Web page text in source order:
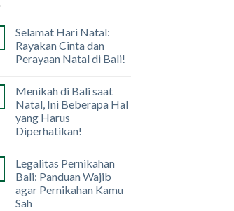
Selamat Hari Natal:
Rayakan Cinta dan
Perayaan Natal di Bali!
Menikah di Bali saat
Natal, Ini Beberapa Hal
yang Harus
Diperhatikan!
Legalitas Pernikahan
Bali: Panduan Wajib
agar Pernikahan Kamu
Sah